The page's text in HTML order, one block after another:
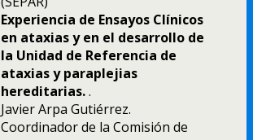
Experiencia de Ensayos Clínicos
en ataxias y en el desarrollo de
la Unidad de Referencia de
ataxias y paraplejias
hereditarias..
Javier Arpa Gutiérrez.
Coordinador de la Comisión de